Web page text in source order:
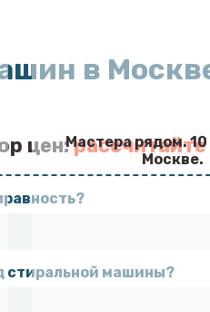
Мастера рядом.
Москве.
в
цен:
стиральной машины?